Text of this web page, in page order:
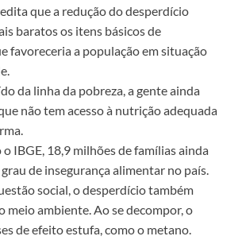
que a redução do desperdício
baratos os itens básicos de
favoreceria a população em situação
da linha da pobreza, a gente ainda
não tem acesso à nutrição adequada
o IBGE, 18,9 milhões de famílias ainda
de insegurança alimentar no país.
social, o desperdício também
meio ambiente. Ao se decompor, o
de efeito estufa, como o metano.